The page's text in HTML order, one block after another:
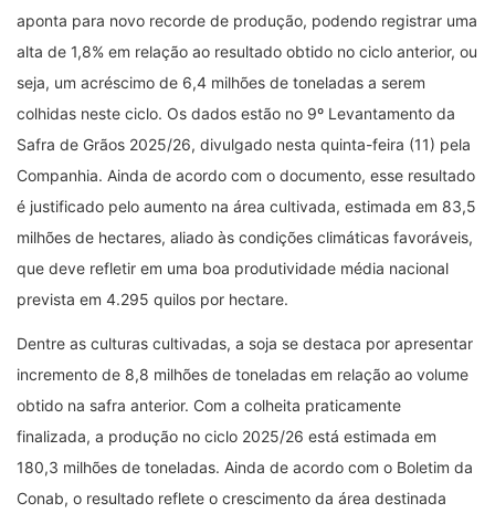
aponta para novo recorde de produção, podendo registrar uma
alta de 1,8% em relação ao resultado obtido no ciclo anterior, ou
seja, um acréscimo de 6,4 milhões de toneladas a serem
colhidas neste ciclo. Os dados estão no 9º Levantamento da
Safra de Grãos 2025/26, divulgado nesta quinta-feira (11) pela
Companhia. Ainda de acordo com o documento, esse resultado
é justificado pelo aumento na área cultivada, estimada em 83,5
milhões de hectares, aliado às condições climáticas favoráveis,
que deve refletir em uma boa produtividade média nacional
prevista em 4.295 quilos por hectare.
Dentre as culturas cultivadas, a soja se destaca por apresentar
incremento de 8,8 milhões de toneladas em relação ao volume
obtido na safra anterior. Com a colheita praticamente
finalizada, a produção no ciclo 2025/26 está estimada em
180,3 milhões de toneladas. Ainda de acordo com o Boletim da
Conab, o resultado reflete o crescimento da área destinada